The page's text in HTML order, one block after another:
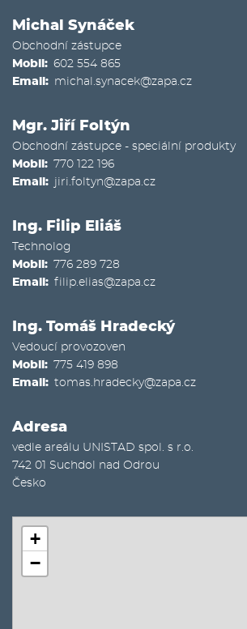
Michal Synáček
Obchodní zástupce
Mobil
602 554 865
Email
michal.synacek@zapa.cz
Mgr. Jiří Foltýn
Obchodní zástupce - speciální produkty
Mobil
770 122 196
Email
jiri.foltyn@zapa.cz
Ing. Filip Eliáš
Technolog
Mobil
776 289 728
Email
filip.elias@zapa.cz
Ing. Tomáš Hradecký
Vedoucí provozoven
Mobil
775 419 898
Email
tomas.hradecky@zapa.cz
Adresa
vedle areálu UNISTAD spol. s r.o.
742 01
Suchdol nad Odrou
Česko
+
−